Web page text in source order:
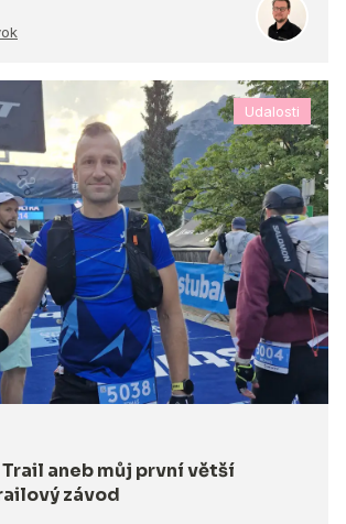
Udalosti
aneb můj první větší
závod